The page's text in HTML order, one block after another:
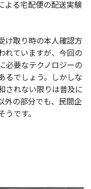
よる宅配便の配送実験
け取り時の本人確認方
れていますが、今回の
必要なテクノロジーの
るでしょう。しかしな
されない限りは普及に
外の部分でも、民間企
です。